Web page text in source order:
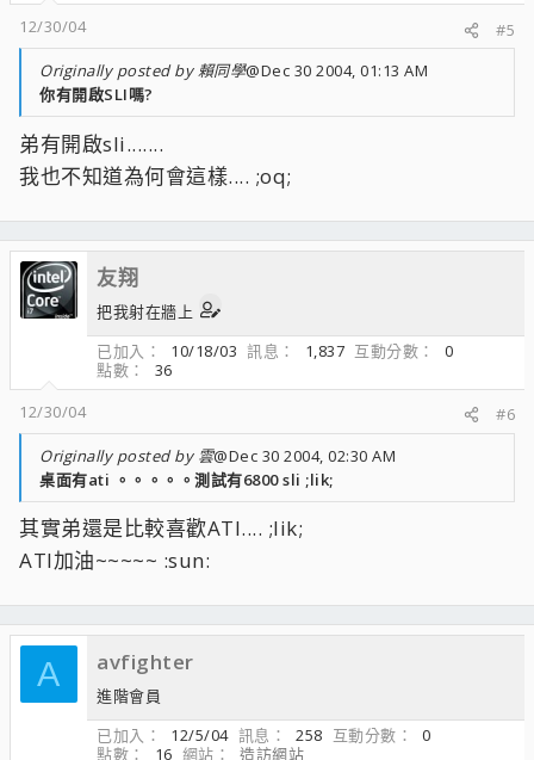
12/30/04
#5
Originally posted by 賴同學@Dec 30 2004, 01:13 AM
你有開啟SLI嗎?
弟有開啟sli.......
我也不知道為何會這樣.... ;oq;
友翔
把我射在牆上
已加入
10/18/03 訊息 1,837 互動分數
0
點數
36
12/30/04
#6
Originally posted by 雲@Dec 30 2004, 02:30 AM
桌面有ati 。。。。。測試有6800 sli ;lik;
其實弟還是比較喜歡ATI.... ;lik;
ATI加油~~~~~ :sun:
A avfighter
進階會員
已加入
12/5/04 訊息 258 互動分數
0
點數
16 網站
造訪網站